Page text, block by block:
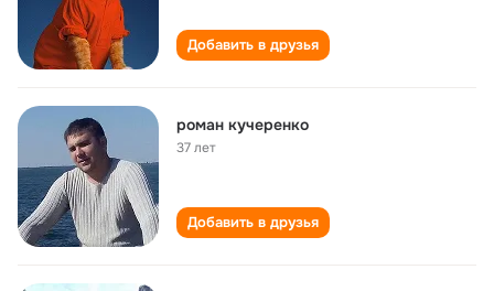
Добавить в друзья
роман кучеренко
37 лет
Добавить в друзья